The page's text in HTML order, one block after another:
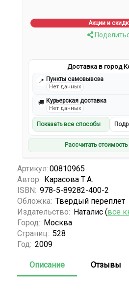
Акции и
Доставка в город
📍 Пункты самовывоза
Нет данных
🚚 Курьерская доставка
Нет данных
Показать все способы
Рассчитать
Артикул: 00810965
Автор: Карасова Т.А.
ISBN: 978-5-89282-400-2
Обложка: Твердый переплет
Издательство: Наталис (все
Город: Москва
Страниц: 528
Год: 2009
Описание Отзывы